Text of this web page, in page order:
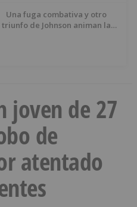
Una fuga combativa y otro
triunfo de Johnson animan la
joven de 27
de
atentado